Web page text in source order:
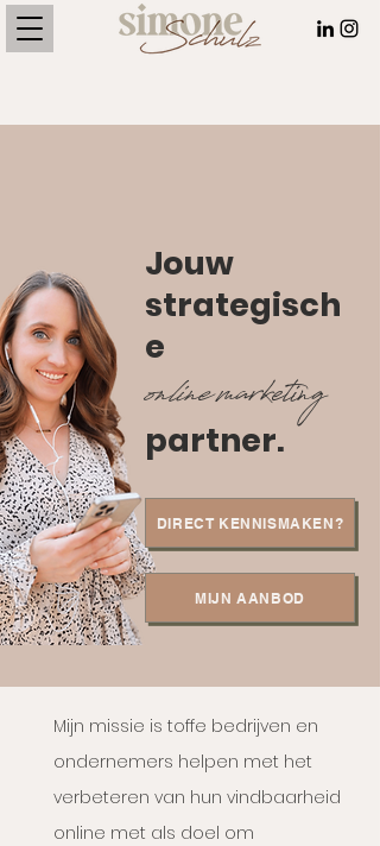
Jouw
strategisch
e
onlinemarketing
partner.
DIRECT KENNISMAKEN?
MIJN AANBOD
Mijn missie is toffe bedrijven en
ondernemers helpen met het
verbeteren van hun vindbaarheid
online met als doel om